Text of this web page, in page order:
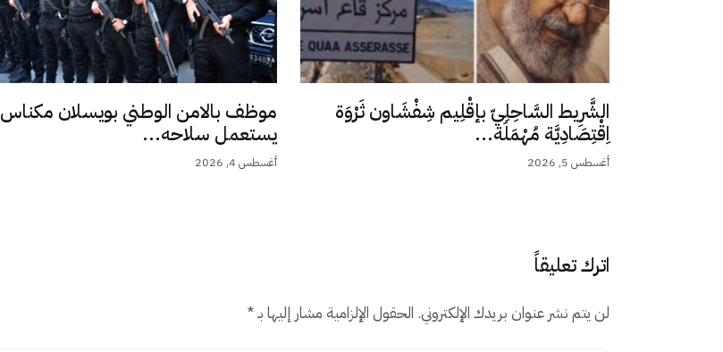
الشَّرِيط السَّاحِلِيّ بإقْلِيم شِفْشَاون ثَرْوَة
اِقْتِصَادِيَّة مُهْمَلَة...
أغسطس 5, 2026
موظف بالامن الوطني بويسلان مكناس
يستعمل سلاحه...
أغسطس 4, 2026
اترك تعليقاً
لن يتم نشر عنوان بريدك الإلكتروني. الحقول الإلزامية مشار إليها بـ*